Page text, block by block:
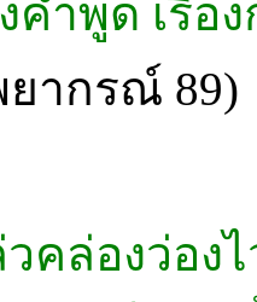
คำพูด เรื่
ากรณ์ 89)
ล่องว่องไ